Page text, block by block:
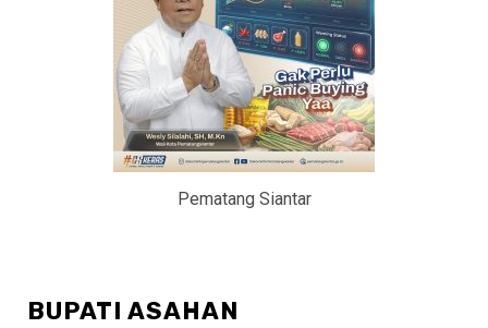
Pematang Siantar
BUPATI ASAHAN